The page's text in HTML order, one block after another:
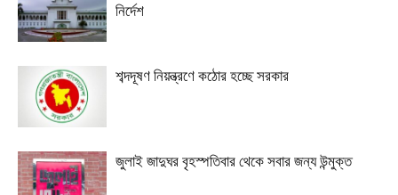
নির্দেশ
শব্দদূষণ নিয়ন্ত্রণে কঠোর হচ্ছে সরকার
জুলাই জাদুঘর বৃহস্পতিবার থেকে সবার জন্য উন্মুক্ত